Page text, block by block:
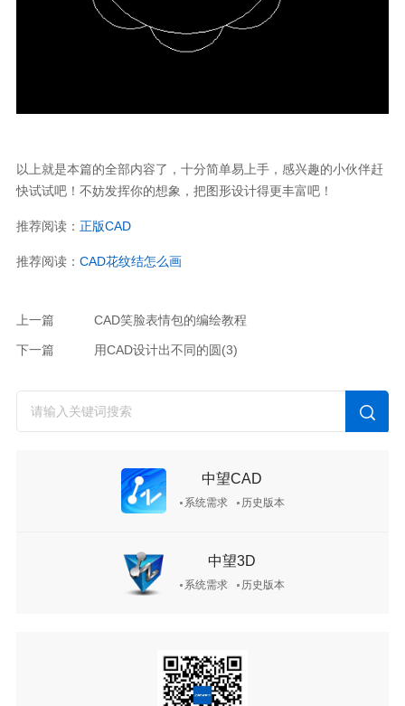
以上就是本篇的全部内容了，十分简单易上手，感兴趣的小伙伴赶
快试试吧！不妨发挥你的想象，把图形设计得更丰富吧！
推荐阅读： 正版CAD
推荐阅读： CAD花纹结怎么画
上一篇 CAD笑脸表情包的编绘教程
下一篇 用CAD设计出不同的圆(3)
中望CAD
系统需求 历史版本
中望3D
系统需求 历史版本